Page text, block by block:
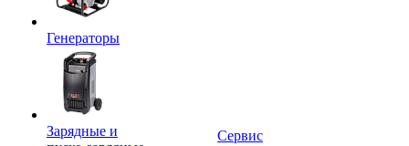
Генераторы
Зарядные и
Сервис